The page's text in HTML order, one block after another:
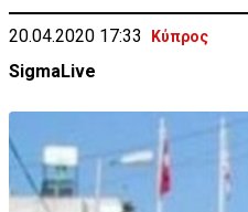
20.04.2020 17:33 Κύπρος
SigmaLive